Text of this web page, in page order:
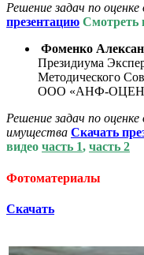
Решение задач по
презентацию Смотреть
Фоменко
Президиума
Методического
ООО «АНФ-
Решение задач по
имущества Скачать
видео часть 1, часть 2
Фотоматериалы
Скачать